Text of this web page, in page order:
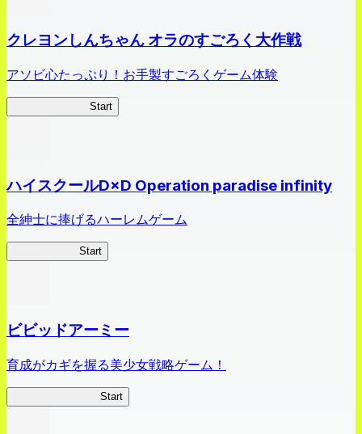
クレヨンしんちゃん オラのすごろく大作戦
アソビ心たっぷり！お手製すごろくゲーム体験
Start
ハイスクールD×D Operation paradise infinity
全紳士に捧げるハーレムゲーム
Start
ビビッドアーミー
育成がカギを握る美少女戦略ゲーム！
Start